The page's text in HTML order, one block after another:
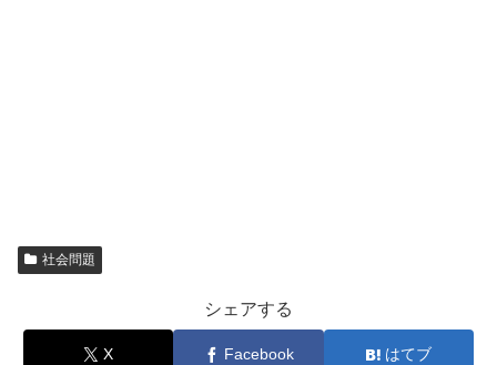
社会問題
シェアする
X Facebook はてブ